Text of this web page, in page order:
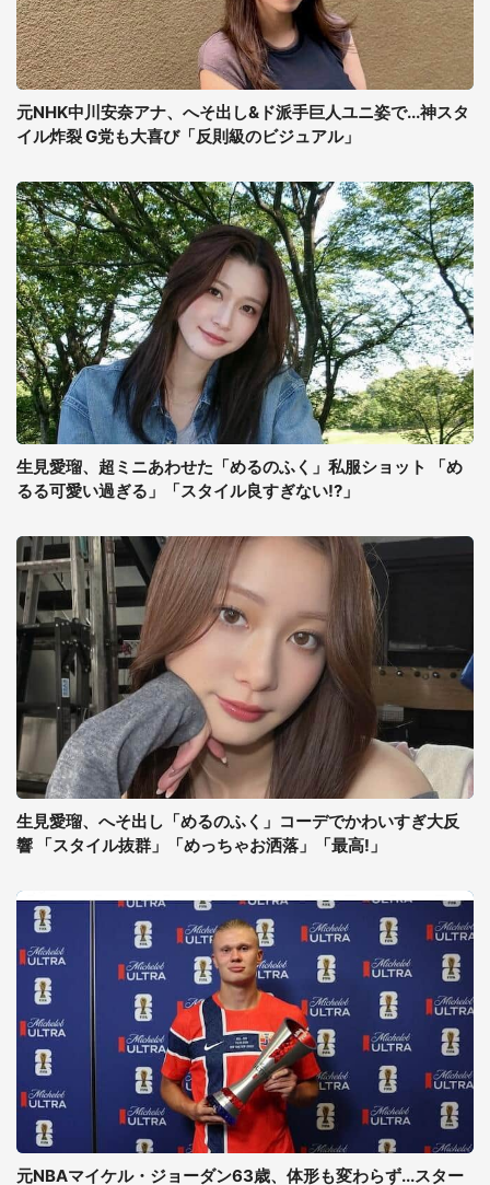
元NHK中川安奈アナ、へそ出し&ド派手巨人ユニ姿で...神スタ
イル炸裂 G党も大喜び「反則級のビジュアル」
生見愛瑠、超ミニあわせた「めるのふく」私服ショット 「め
るる可愛い過ぎる」「スタイル良すぎない!?」
生見愛瑠、へそ出し「めるのふく」コーデでかわいすぎ大反
響 「スタイル抜群」「めっちゃお洒落」「最高!」
元NBAマイケル・ジョーダン63歳、体形も変わらず...スター